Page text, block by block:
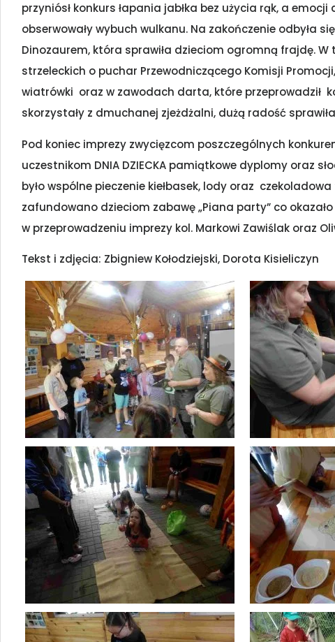
przyniósł konkurs łapania jabłka bez użycia rąk, a
obserwowały wybuch wulkanu. Na zakończenie odbyła
Dinozaurem, która sprawiła dzieciom ogromną frajdę.
strzeleckich o puchar Przewodniczącego Komisji
wiatrówki oraz w zawodach darta, które przeprowadził
skorzystały z dmuchanej zjeżdżalni, dużą radość
Pod koniec imprezy zwycięzcom poszczególnych
uczestnikom DNIA DZIECKA pamiątkowe dyplomy oraz
było wspólne pieczenie kiełbasek, lody oraz
zafundowano dzieciom zabawę „Piana party” co
w przeprowadzeniu imprezy kol. Markowi Zawiślak oraz
Tekst i zdjęcia: Zbigniew Kołodziejski, Dorota Kisieliczyn